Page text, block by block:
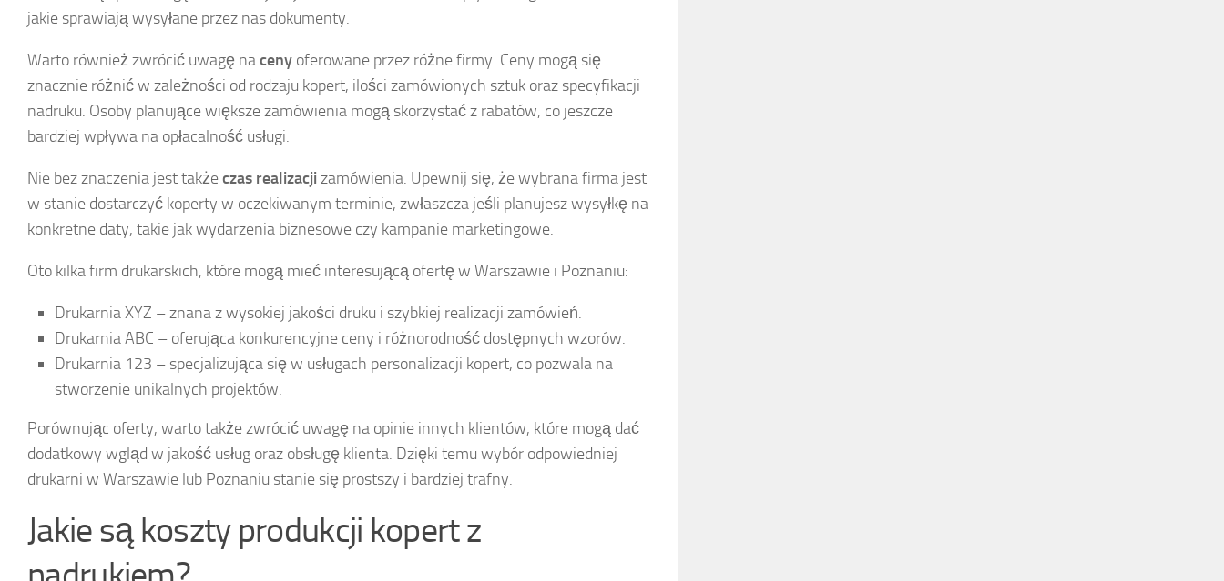
jakie sprawiają wysyłane przez nas dokumenty.
Warto również zwrócić uwagę naceny oferowane przez różne firmy. Ceny mogą się
znacznie różnić w zależności od rodzaju kopert, ilości zamówionych sztuk oraz specyfikacji
nadruku. Osoby planujące większe zamówienia mogą skorzystać z rabatów, co jeszcze
bardziej wpływa na opłacalność usługi.
Nie bez znaczenia jest takżeczas realizacji zamówienia. Upewnij się, że wybrana firma jest
w stanie dostarczyć koperty w oczekiwanym terminie, zwłaszcza jeśli planujesz wysyłkę na
konkretne daty, takie jak wydarzenia biznesowe czy kampanie marketingowe.
Oto kilka firm drukarskich, które mogą mieć interesującą ofertę w Warszawie i Poznaniu:
Drukarnia XYZ – znana z wysokiej jakości druku i szybkiej realizacji zamówień.
Drukarnia ABC – oferująca konkurencyjne ceny i różnorodność dostępnych wzorów.
Drukarnia 123 – specjalizująca się w usługach personalizacji kopert, co pozwala na
stworzenie unikalnych projektów.
Porównując oferty, warto także zwrócić uwagę na opinie innych klientów, które mogą dać
dodatkowy wgląd w jakość usług oraz obsługę klienta. Dzięki temu wybór odpowiedniej
drukarni w Warszawie lub Poznaniu stanie się prostszy i bardziej trafny.
Jakie są koszty produkcji kopert z